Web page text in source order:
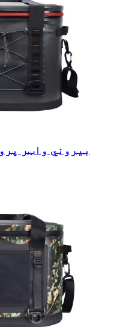
بیروني واټر